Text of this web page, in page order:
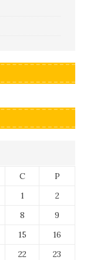
C
P
1
2
8
9
15
16
22
23